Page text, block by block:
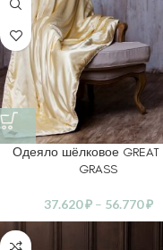
Одеяло шёлковое GREAT
GRASS
37.620₽ – 56.770₽